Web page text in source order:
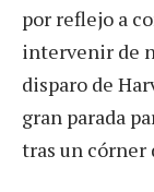
por reflejo a
intervenir de
disparo de
gran parada
tras un córner